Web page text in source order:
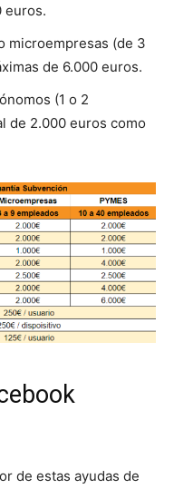
euros.
microempresas (de 3
de 6.000 euros.
(1 o 2
de 2.000 euros como
de estas ayudas de